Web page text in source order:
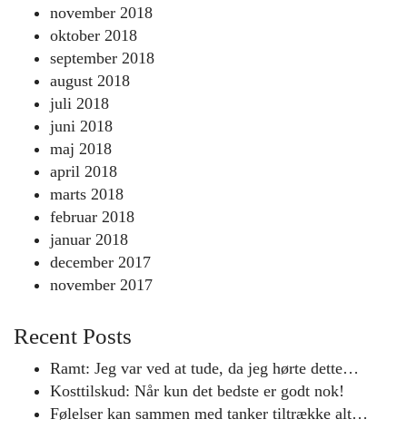
november 2018
oktober 2018
september 2018
august 2018
juli 2018
juni 2018
maj 2018
april 2018
marts 2018
februar 2018
januar 2018
december 2017
november 2017
Recent Posts
Ramt: Jeg var ved at tude, da jeg hørte dette…
Kosttilskud: Når kun det bedste er godt nok!
Følelser kan sammen med tanker tiltrække alt…